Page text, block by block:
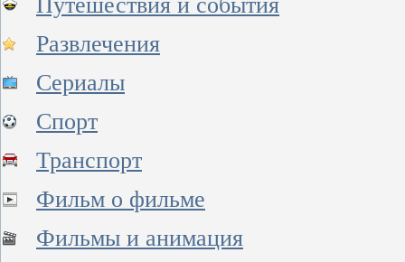
Развлечения
Сериалы
Спорт
Транспорт
Фильм о фильме
Фильмы и анимация